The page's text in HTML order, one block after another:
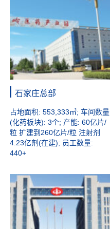
石家庄总部
占地面积: 553,333㎡; 车间数量
(化药板块): 3个; 产能: 60亿片/
粒 扩建到260亿片/粒 注射剂
4.23亿剂(在建); 员工数量:
440+